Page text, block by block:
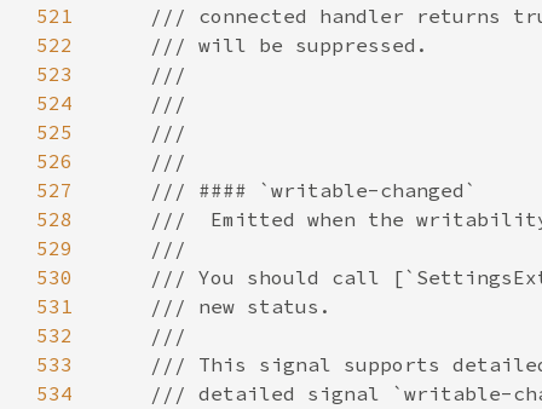
521
522
523
524
525
526
527
528
529
530
531
532
533
534